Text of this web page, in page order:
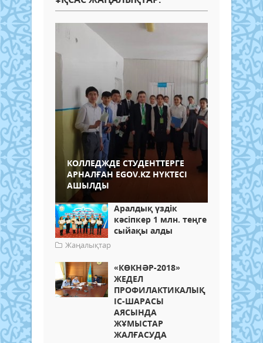
КОЛЛЕДЖДЕ СТУДЕНТТЕРГЕ
АРНАЛҒАН EGOV.KZ НҮКТЕСІ
АШЫЛДЫ
Аралдық үздік
кәсіпкер 1 млн. теңге
сыйақы алды
Жаңалықтар
«КӨКНӘР-2018»
ЖЕДЕЛ
ПРОФИЛАКТИКАЛЫҚ
ІС-ШАРАСЫ
АЯСЫНДА
ЖҰМЫСТАР
ЖАЛҒАСУДА